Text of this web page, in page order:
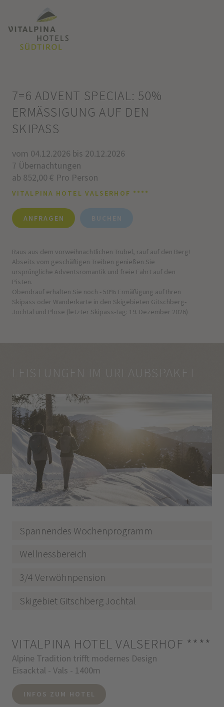
7=6 ADVENT SPECIAL: 50%
ERMÄSSIGUNG AUF DEN S
KIPASS
vom 04.12.2026 bis 20.12.2026
7 Übernachtungen
ab 852,00 € Pro Person
VITALPINA HOTEL VALSERHOF ****
ANFRAGEN BUCHEN
Raus aus dem vorweihnachtlichen Trubel, rauf auf den Berg!
Abseits vom geschäftigen Treiben genießen Sie
ursprüngliche Adventsromantik und freie Fahrt auf den
Pisten.
Obendrauf erhalten Sie noch - 50% Ermäßigung auf Ihren
Skipass oder Wanderkarte in den Skigebieten Gitschberg-
Jochtal und Plose (letzter Skipass-Tag: 19. Dezember 2026)
LEISTUNGEN IM URLAUBSPAKET
Spannendes Wochenprogramm
Wellnessbereich
3/4 Verwöhnpension
Skigebiet Gitschberg Jochtal
VITALPINA HOTEL VALSERHOF ****
Alpine Tradition trifft modernes Design
Eisacktal - Vals - 1400m
INFOS ZUM HOTEL